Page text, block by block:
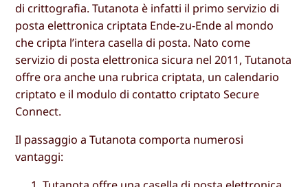
di crittografia. Tutanota è infatti il primo servizio di
posta elettronica criptata Ende-zu-Ende al mondo
che cripta l’intera casella di posta. Nato come
servizio di posta elettronica sicura nel 2011, Tutanota
offre ora anche una rubrica criptata, un calendario
criptato e il modulo di contatto criptato Secure
Connect.
Il passaggio a Tutanota comporta numerosi
vantaggi: